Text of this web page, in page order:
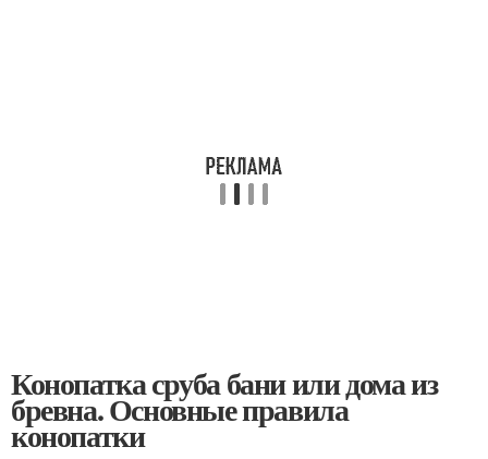
Конопатка сруба бани или дома из
бревна. Основные правила
конопатки